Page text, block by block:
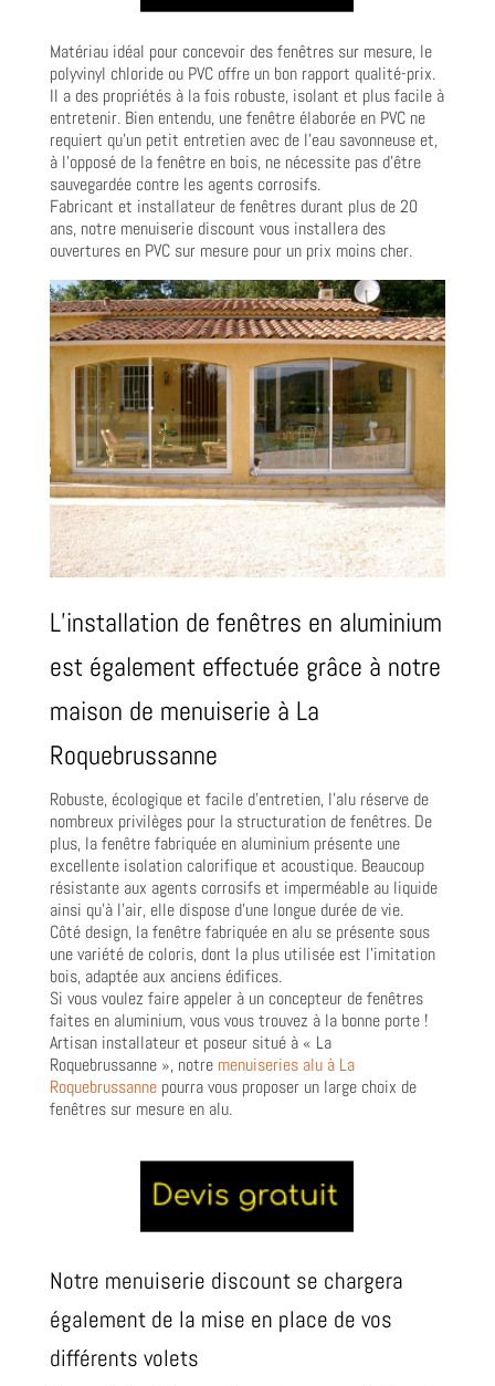
Matériau idéal pour concevoir des fenêtres sur mesure, le
polyvinyl chloride ou PVC offre un bon rapport qualité-prix.
Il a des propriétés à la fois robuste, isolant et plus facile à
entretenir. Bien entendu, une fenêtre élaborée en PVC ne
requiert qu’un petit entretien avec de l’eau savonneuse et,
à l’opposé de la fenêtre en bois, ne nécessite pas d’être
sauvegardée contre les agents corrosifs.
Fabricant et installateur de fenêtres durant plus de 20
ans, notre menuiserie discount vous installera des
ouvertures en PVC sur mesure pour un prix moins cher.
L’installation de fenêtres en aluminium
est également effectuée grâce à notre
maison de menuiserie à La
Roquebrussanne
Robuste, écologique et facile d’entretien, l’alu réserve de
nombreux privilèges pour la structuration de fenêtres. De
plus, la fenêtre fabriquée en aluminium présente une
excellente isolation calorifique et acoustique. Beaucoup
résistante aux agents corrosifs et imperméable au liquide
ainsi qu’à l’air, elle dispose d’une longue durée de vie.
Côté design, la fenêtre fabriquée en alu se présente sous
une variété de coloris, dont la plus utilisée est l’imitation
bois, adaptée aux anciens édifices.
Si vous voulez faire appeler à un concepteur de fenêtres
faites en aluminium, vous vous trouvez à la bonne porte !
Artisan installateur et poseur situé à « La
Roquebrussanne », notre menuiseries alu à La
Roquebrussannepourra vous proposer un large choix de
fenêtres sur mesure en alu.
Notre menuiserie discount se chargera
également de la mise en place de vos
différents volets